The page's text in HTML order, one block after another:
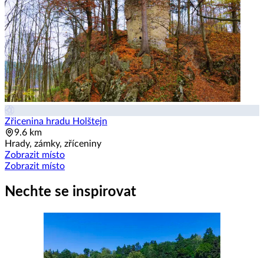
Zřicenina hradu Holštejn
9.6 km
Hrady, zámky, zříceniny
Zobrazit místo
Zobrazit místo
Nechte se inspirovat